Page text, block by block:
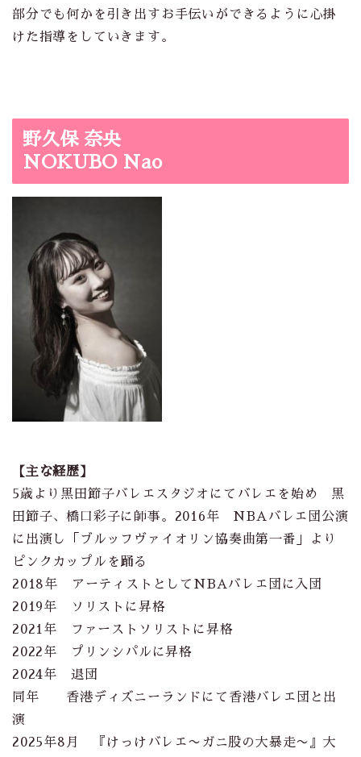
部分でも何かを引き出すお手伝いができるように心掛
けた指導をしていきます。
野久保 奈央
NOKUBO Nao
【主な経歴】
5歳より黒田節子バレエスタジオにてバレエを始め 黒
田節子、橋口彩子に師事。2016年 NBAバレエ団公演
に出演し「ブルッフヴァイオリン協奏曲第一番」より
ピンクカップルを踊る
2018年 アーティストとしてNBAバレエ団に入団
2019年 ソリストに昇格
2021年 ファーストソリストに昇格
2022年 プリンシパルに昇格
2024年 退団
同年 香港ディズニーランドにて香港バレエ団と出
演
2025年8月 『けっけバレエ〜ガニ股の大暴走〜』大